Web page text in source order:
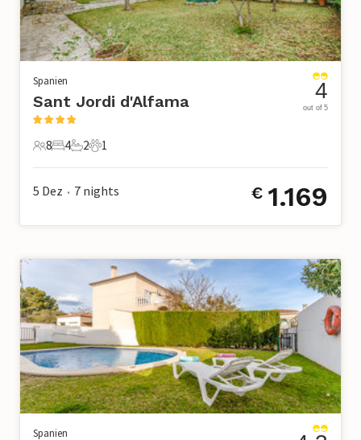
Spanien
Sant Jordi d'Alfama
8 Gäste
8
4 Schlafzimmer
4
2 Badezimmer
2
1 Haustier
1
4
out of 5
5 Dez • 7 nights € 1.169
Spanien